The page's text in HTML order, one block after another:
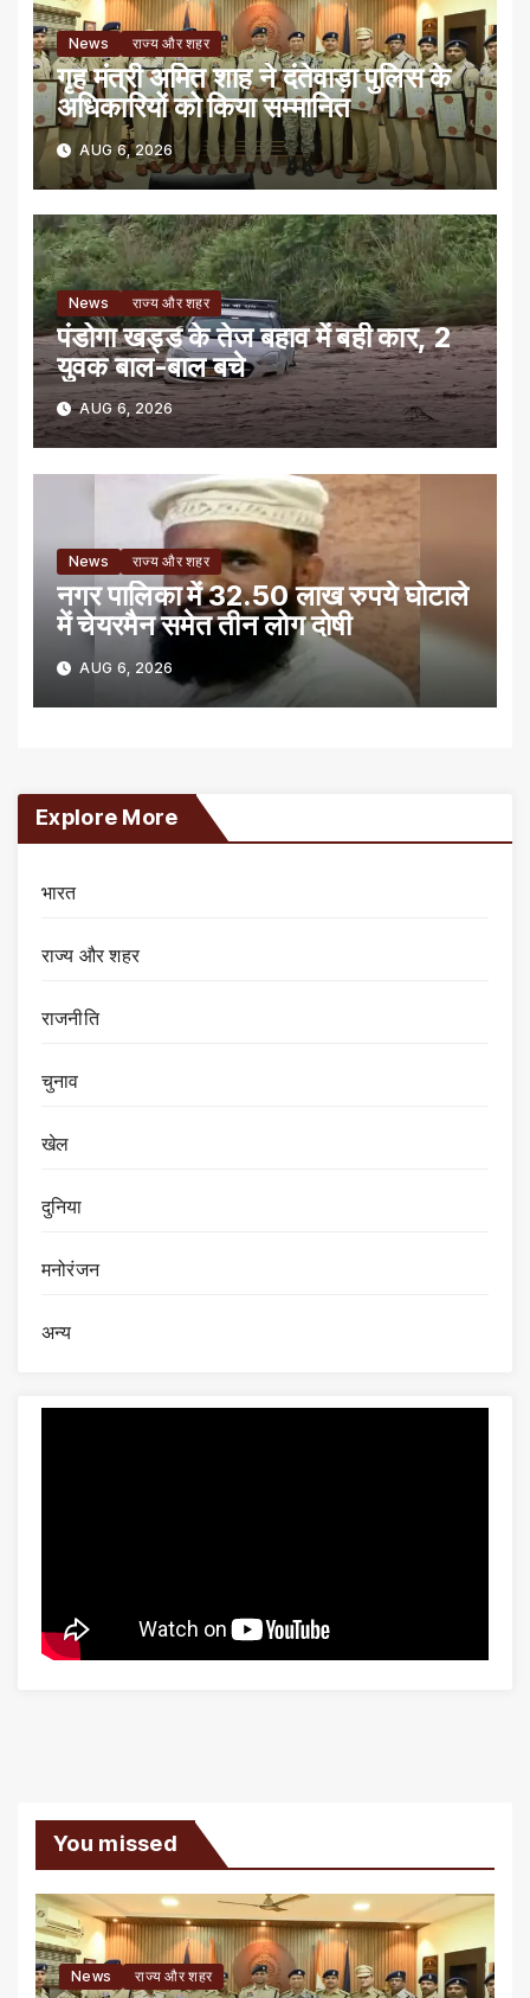
News राज्य और शहर
गृह मंत्री अमित शाह ने दंतेवाड़ा पुलिस के
अधिकारियों को किया सम्मानित
AUG 6, 2026
News राज्य और शहर
पंडोगा खड्ड के तेज बहाव में बही कार, 2
युवक बाल-बाल बचे
AUG 6, 2026
News राज्य और शहर
नगर पालिका में 32.50 लाख रुपये घोटाले
में चेयरमैन समेत तीन लोग दोषी
AUG 6, 2026
Explore More
भारत
राज्य और शहर
राजनीति
चुनाव
खेल
दुनिया
मनोरंजन
अन्य
You missed
News राज्य और शहर